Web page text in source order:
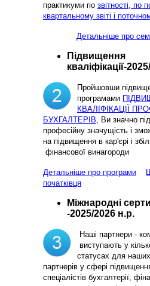
практикуми по звітності, по
квартальному звіті і
Детальніше про
Підвищення
кваліфікації-
Пройшовши
програмами
КВАЛІФІКАЦІЇ
БУХГАЛТЕРІВ, Ви значно
професійну значущість і
на підвищення в кар'єрі і
фінансової винагороди
Детальніше про програми
початківця
Міжнародні
-2025/2026 н.р.
Наші партнери -
виступають у
статусах для наших
партнерів у сфері
спеціалістів бухгалтерії,